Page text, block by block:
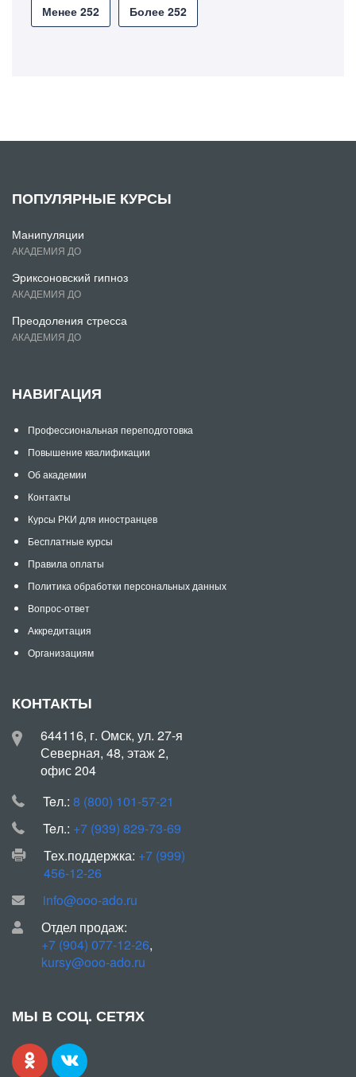
Менее 252 Более 252
ПОПУЛЯРНЫЕ КУРСЫ
Манипуляции
АКАДЕМИЯ ДО
Эриксоновский гипноз
АКАДЕМИЯ ДО
Преодоления стресса
АКАДЕМИЯ ДО
НАВИГАЦИЯ
Профессиональная переподготовка
Повышение квалификации
Об академии
Контакты
Курсы РКИ для иностранцев
Бесплатные курсы
Правила оплаты
Политика обработки персональных данных
Вопрос-ответ
Аккредитация
Организациям
КОНТАКТЫ
644116, г. Омск, ул. 27-я
Северная, 48, этаж 2,
офис 204
Teл.: 8 (800) 101-57-21
Teл.: +7 (939) 829-73-69
Тех.поддержка: +7 (999)
456-12-26
info@ooo-ado.ru
Отдел продаж:
+7 (904) 077-12-26,
kursy@ooo-ado.ru
МЫ В СОЦ. СЕТЯХ